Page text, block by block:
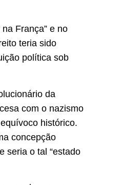
França” e no
teria sido
política sob
da
com o nazismo
histórico.
concepção
seria o tal “estado